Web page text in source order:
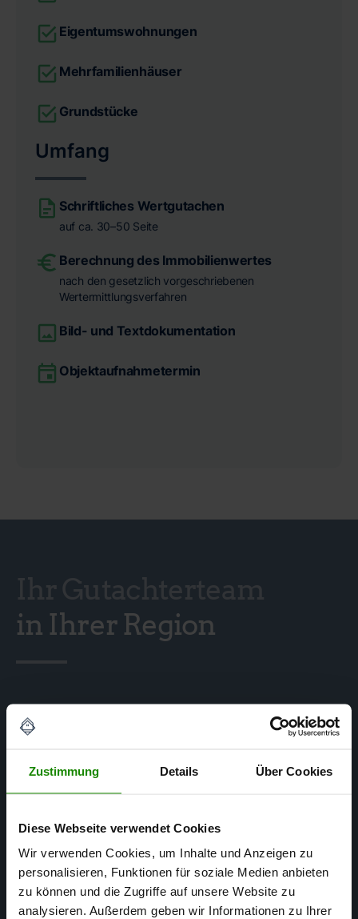
Zustimmung Details Über Cookies
Diese Webseite verwendet Cookies
Wir verwenden Cookies, um Inhalte und Anzeigen zu
personalisieren, Funktionen für soziale Medien anbieten
zu können und die Zugriffe auf unsere Website zu
analysieren. Außerdem geben wir Informationen zu Ihrer
Eigentumswohnungen
Mehrfamilienhäuser
Grundstücke
Umfang
Schriftliches Wertgutachen
auf ca. 30–50 Seite
Berechnung des Immobilienwertes
nach den gesetzlich vorgeschriebenen
Wertermittlungsverfahren
Bild- und Textdokumentation
Objektaufnahmetermin
in Ihrer Region